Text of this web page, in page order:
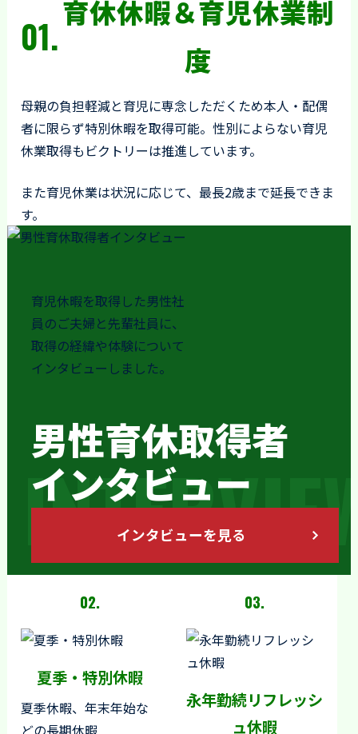
01.
育休休暇＆育児休業制
度
母親の負担軽減と育児に専念しただくため本人・配偶
者に限らず特別休暇を取得可能。性別によらない育児
休業取得もビクトリーは推進しています。
また育児休業は状況に応じて、最長2歳まで延長できま
す。
育児休暇を取得した男性社
員のご夫婦と先輩社員に、
取得の経緯や体験について
インタビューしました。
男性育休取得者
インタビュー
インタビューを見る
02.
夏季・特別休暇
夏季休暇、年末年始な
03.
永年勤続リフレッシ
ュ休暇